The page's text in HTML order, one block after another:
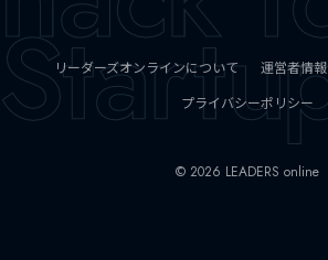
リーダーズオンラインについて 運営者情報
プライバシーポリシー
© 2026 LEADERS online